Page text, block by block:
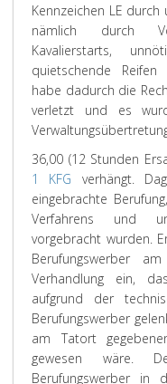
Kennzeichen LE durch
nämlich durch
Kavalierstarts,
quietschende Reifen
habe dadurch die
verletzt und es
36,00 (12 Stunden
1 KFG verhängt.
eingebrachte
Verfahrens und
vorgebracht wurden.
Berufungswerber
Verhandlung ein,
aufgrund der
Berufungswerber
am Tatort
gewesen wäre.
Berufungswerber in